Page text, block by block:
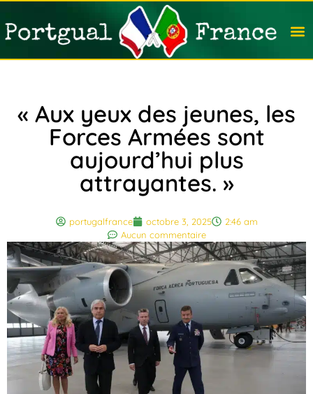
« Aux yeux des jeunes, les
Forces Armées sont
aujourd’hui plus
attrayantes. »
portugalfrance octobre 3, 2025
2:46 am
Aucun commentaire